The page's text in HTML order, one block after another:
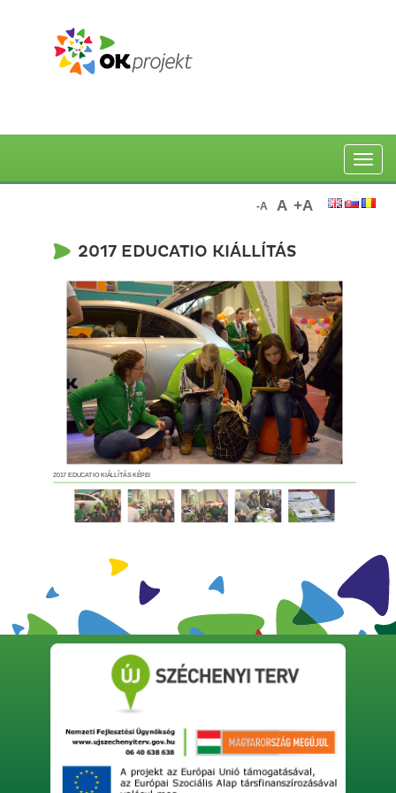
Toggle
-A A +A
2017 EDUCATIO KIÁLLÍTÁS
2017 EDUCATIO KIÁLLÍTÁS KÉPEI